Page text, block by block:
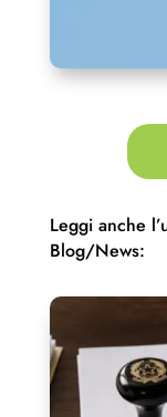
Leggi anche
Blog/News: